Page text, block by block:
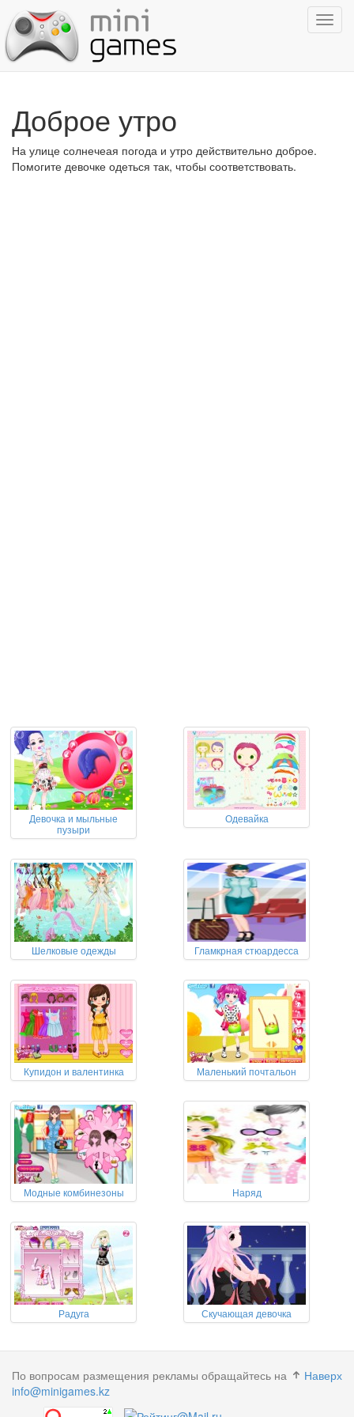
Доброе утро
На улице солнечеая погода и утро действительно доброе.
Помогите девочке одеться так, чтобы соответствовать.
Девочка и мыльные
пузыри
Одевайка
Шелковые одежды Гламкрная стюардесса
Купидон и валентинка Маленький почтальон
Модные комбинезоны Наряд
Радуга Скучающая девочка
Наверх
По вопросам размещения рекламы обращайтесь на
info@minigames.kz